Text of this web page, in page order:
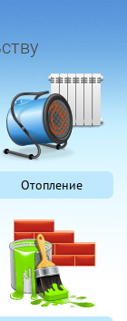
Отопление